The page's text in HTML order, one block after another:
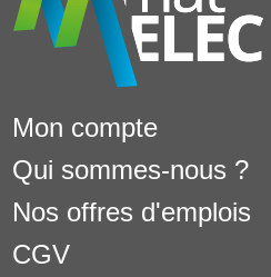
Mon compte
Qui sommes-nous ?
Nos offres d'emplois
CGV